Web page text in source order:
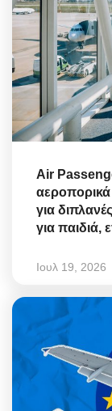
Air
αεροπορικά
για
για παιδιά,
Ιουλ 19, 2026